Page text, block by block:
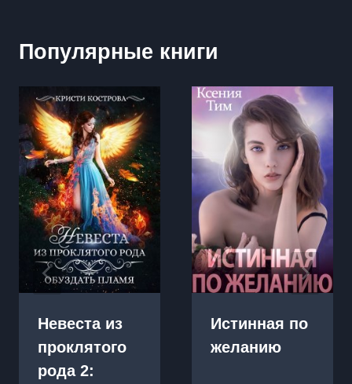
Популярные книги
Невеста из
проклятого
рода 2:
Истинная по
желанию